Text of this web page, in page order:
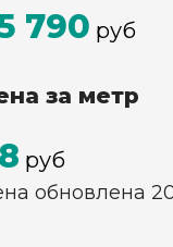
790 руб
за метр
руб
обновлена